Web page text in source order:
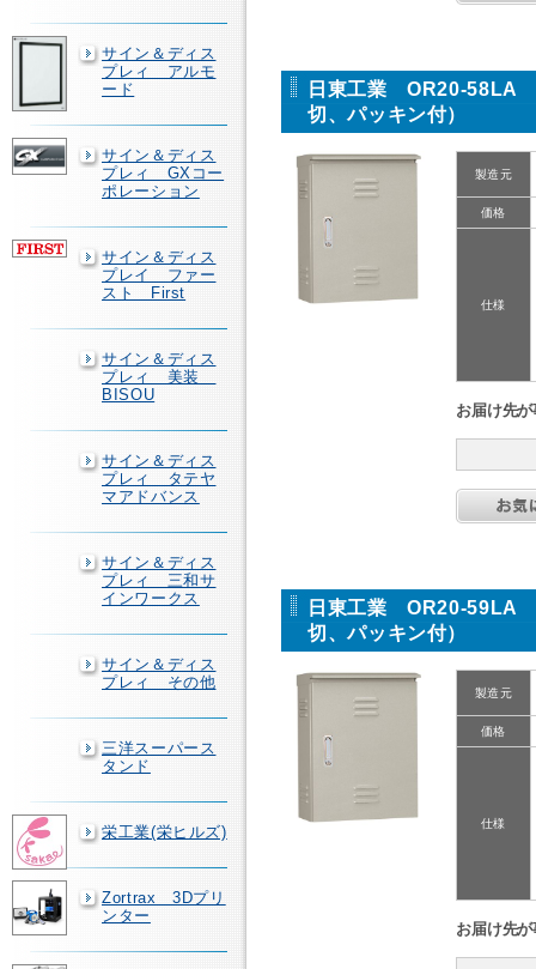
サイン＆ディス
プレィ アルモ
ード
サイン＆ディス
プレィ GXコー
ポレーション
サイン＆ディス
プレイ ファー
スト First
サイン＆ディス
プレィ 美装
BISOU
サイン＆ディス
プレィ タテヤ
マアドバンス
サイン＆ディス
プレィ 三和サ
インワークス
サイン＆ディス
プレィ その他
三洋スーパース
タンド
栄工業(栄ヒルズ)
Zortrax 3Dプリ
ンター
日東工業 OR20-58LA
切、パッキン付）
製造元
価格
仕様
お届け先
日東工業 OR20-59LA
切、パッキン付）
製造元
価格
仕様
お届け先